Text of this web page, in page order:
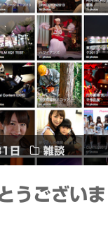
日 雑談
うございま